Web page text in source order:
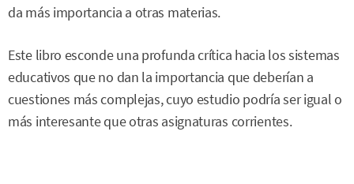
da más importancia a otras materias.
Este libro esconde una profunda crítica hacia los sistemas
educativos que no dan la importancia que deberían a
cuestiones más complejas, cuyo estudio podría ser igual o
más interesante que otras asignaturas corrientes.